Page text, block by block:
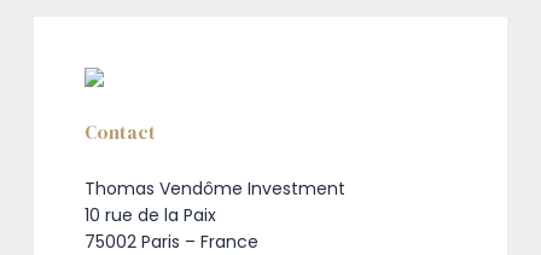
Contact
Thomas Vendôme Investment
10 rue de la Paix
75002 Paris – France